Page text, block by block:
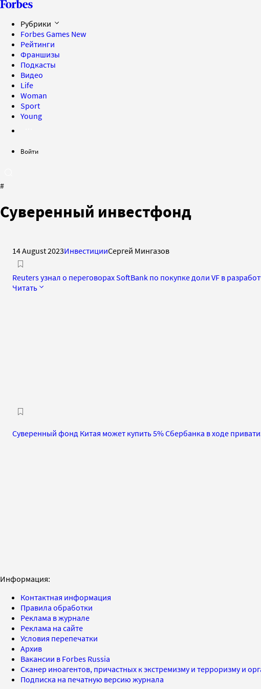
Рубрики
Forbes Games New
Рейтинги
Франшизы
Подкасты
Видео
Life
Woman
Sport
Young
Войти
#
Суверенный инвестфонд
14 August 2023ИнвестицииСергей Мингазов
Reuters узнал о переговорах SoftBank по покупке доли VF в
Читать
Суверенный фонд Китая может купить 5% Сбербанка в ходе
Информация:
Контактная информация
Правила обработки
Реклама в журнале
Реклама на сайте
Условия перепечатки
Архив
Вакансии в Forbes Russia
Сканер иноагентов, причастных к экстремизму и терроризму и
Подписка на печатную версию журнала